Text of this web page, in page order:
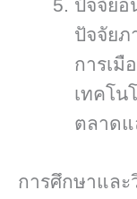
ปัจจัยอื่
ปัจจัยภ
การเมื
เทคโน
ตลาดแ
การศึกษาและ